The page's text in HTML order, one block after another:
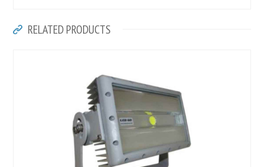
RELATED PRODUCTS